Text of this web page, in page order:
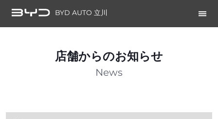
BYD AUTO 立川
店舗からのお知らせ
News